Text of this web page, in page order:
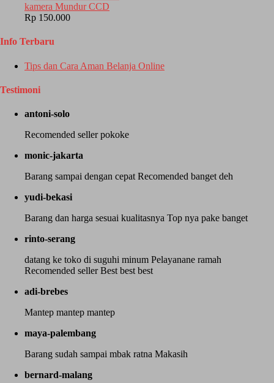
kamera Mundur CCD
Rp 150.000
Info Terbaru
Tips dan Cara Aman Belanja Online
Testimoni
antoni-solo
Recomended seller pokoke
monic-jakarta
Barang sampai dengan cepat Recomended banget deh
yudi-bekasi
Barang dan harga sesuai kualitasnya Top nya pake banget
rinto-serang
datang ke toko di suguhi minum Pelayanane ramah
Recomended seller Best best best
adi-brebes
Mantep mantep mantep
maya-palembang
Barang sudah sampai mbak ratna Makasih
bernard-malang